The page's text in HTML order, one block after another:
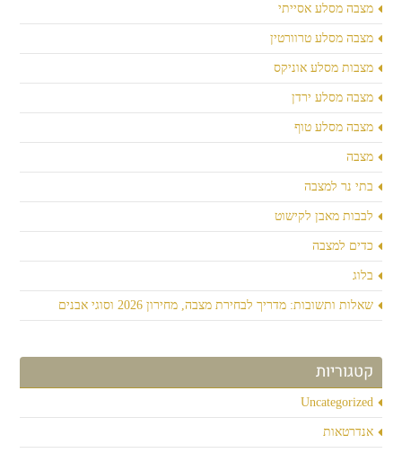
מצבה מסלע אסייתי
מצבה מסלע טרוורטין
מצבות מסלע אוניקס
מצבה מסלע ירדן
מצבה מסלע טוף
מצבה
בתי נר למצבה
לבבות מאבן לקישוט
כדים למצבה
בלוג
שאלות ותשובות: מדריך לבחירת מצבה, מחירון 2026 וסוגי אבנים
קטגוריות
Uncategorized
אנדרטאות